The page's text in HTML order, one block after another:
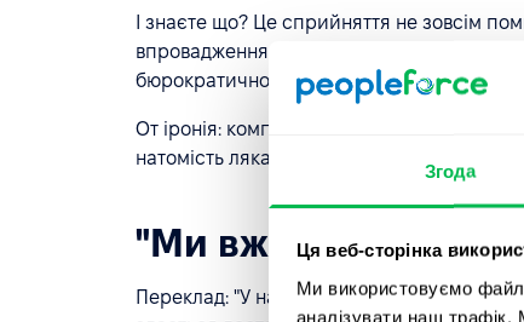
Згода
Ця веб-сторінка
Ми використовуємо
аналізувати наш
І знаєте що? Це сприйняття не зовсім
впровадження OKR, перетворюючи
бюрократичного монстра, що лише всіх
От іронія: компанії, що масштабуються,
натомість лякаються уявної складності.
"Ми вже займаємося
Переклад: "У нас є щорічні оцінки